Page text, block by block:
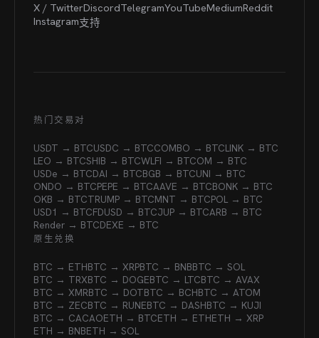
X / TwitterDiscordTelegramYouTubeMediumReddit
Instagram支持
热门交易对
USDT → BTCUSDC → BTCCOMBO → BTCLINK → BTC
LEO → BTCSHIB → BTCWLFI → BTCOM → BTC
USDe → BTCDAI → BTCBGB → BTCUNI → BTC
ONDO → BTCPEPE → BTCAAVE → BTCBONK → BTC
OKB → BTCTRUMP → BTCMNT → BTCPOL → BTC
USD1 → BTCFDUSD → BTCJUP → BTCARB → BTC
Render → BTCDEXE → BTC
原生兑换
BTC → ETHBTC → XRPBTC → BNBBTC → SOL
BTC → TRXBTC → DOGEBTC → LTCBTC → AVAX
BTC → XMRBTC → DOTBTC → BCHBTC → ATOM
BTC → ZECBTC → RUNEBTC → DASHBTC → KUJI
BTC → CACAOETH → BTCETH → ETHETH → XRP
ETH → BNBETH → SOL